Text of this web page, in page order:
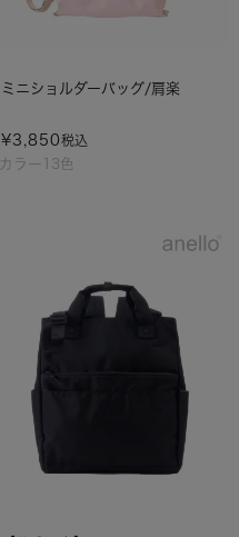
カラー13色
ミニショルダーバッグ/肩楽
¥3,850税込